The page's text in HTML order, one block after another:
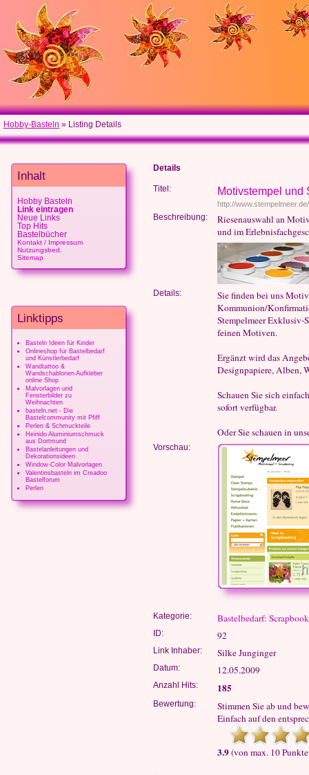
Details
Titel: Motivstempel und
http://www.stempelmeer.de/
Beschreibung:
Riesenauswahl an
und im
Details:
Sie finden bei uns
Kommunion/
Stempelmeer Exklusiv-
feinen Motiven.
Ergänzt wird das
Designpapiere, Alben,
Schauen Sie sich
sofort verfügbar.
Oder Sie schauen in
Vorschau:
Kategorie: Bastelbedarf:
ID: 92
Link Inhaber: Silke Junginger
Datum: 12.05.2009
Anzahl Hits: 185
Bewertung:
Stimmen Sie ab und
Einfach auf den
3.9(von max. 10
Inhalt
Hobby Basteln
Link eintragen
Neue Links
Top Hits
Bastelbücher
Kontakt / Impressum
Nutzungsbed.
Sitemap
Linktipps
Basteln Ideen für Kinder
Onlineshop für Bastelbedarf
und Künstlerbedarf
Wandtattoo &
Wandschablonen Aufkleber
online Shop
Malvorlagen und
Fensterbilder zu
Weihnachten
basteln.net - Die
Bastelcommunity mit Pfiff
Perlen & Schmuckteile
Heinido Aluminiumschmuck
aus Dortmund
Bastelanleitungen und
Dekorationsideen
Window-Color Malvorlagen
Valentinsbasteln im Creadoo
Bastelforum
Perlen
Hobby-Basteln » Listing Details